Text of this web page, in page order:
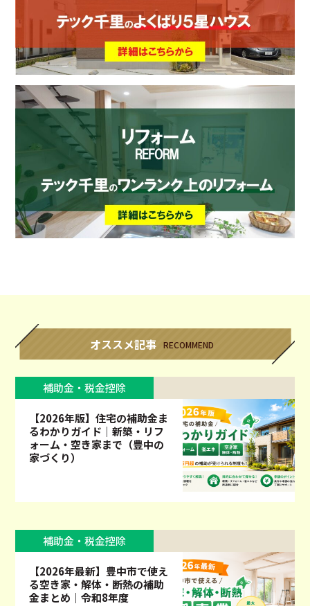
オススメ記事 RECOMMEND
補助金・税金控除
【2026年版】住宅の補助金ま
るわかりガイド｜新築・リフ
ォーム・空き家まで（豊中の
家づくり）
補助金・税金控除
【2026年最新】豊中市で使え
る空き家・解体・断熱の補助
金まとめ｜令和8年度